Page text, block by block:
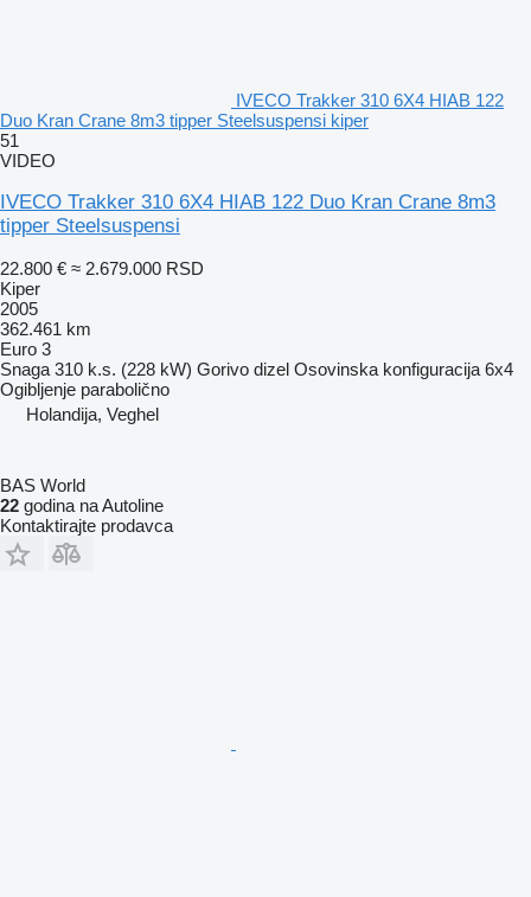
IVECO Trakker 310 6X4 HIAB 122
Duo Kran Crane 8m3 tipper Steelsuspensi kiper
51
VIDEO
IVECO Trakker 310 6X4 HIAB 122 Duo Kran Crane 8m3
tipper Steelsuspensi
22.800 € ≈ 2.679.000 RSD
Kiper
2005
362.461 km
Euro 3
Snaga 310 k.s. (228 kW) Gorivo dizel Osovinska konfiguracija 6x4
Ogibljenje parabolično
Holandija, Veghel
BAS World
22 godina na Autoline
Kontaktirajte prodavca